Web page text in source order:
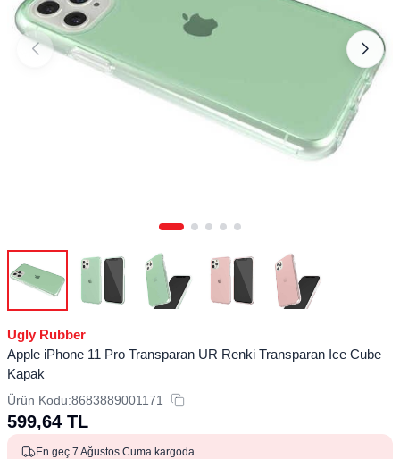
Ugly Rubber
Apple iPhone 11 Pro Transparan UR Renki Transparan Ice Cube
Kapak
Ürün Kodu:8683889001171
599,64 TL
En geç 7 Ağustos Cuma kargoda